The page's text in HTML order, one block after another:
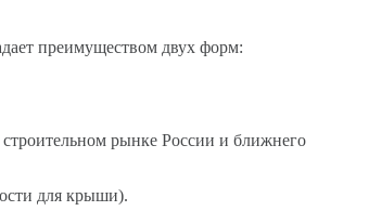
преимуществом двух форм:
рынке России и ближнего
для крыши).